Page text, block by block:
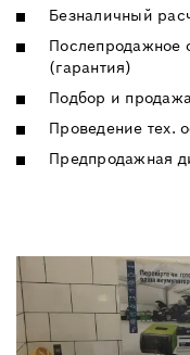
Безналичный
Послепродажное
(гарантия)
Подбор и
Проведение тех.
Предпродажная